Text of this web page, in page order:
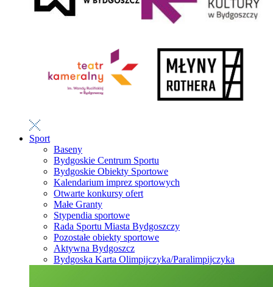
Sport
Baseny
Bydgoskie Centrum Sportu
Bydgoskie Obiekty Sportowe
Kalendarium imprez sportowych
Otwarte konkursy ofert
Małe Granty
Stypendia sportowe
Rada Sportu Miasta Bydgoszczy
Pozostałe obiekty sportowe
Aktywna Bydgoszcz
Bydgoska Karta Olimpijczyka/Paralimpijczyka